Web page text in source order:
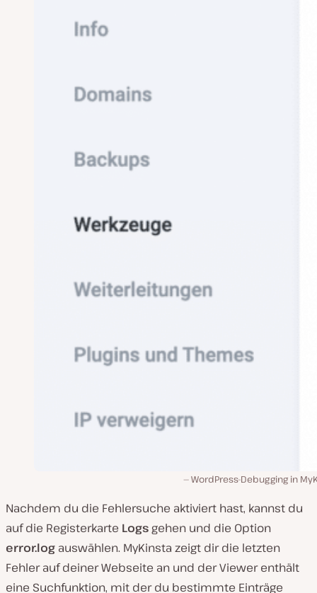
WordPress-Debugging in
Nachdem du die Fehlersuche aktiviert hast, kannst du
auf die Registerkarte Logs gehen und die Option
error.log auswählen. MyKinsta zeigt dir die letzten
Fehler auf deiner Webseite an und der Viewer enthält
eine Suchfunktion, mit der du bestimmte Einträge